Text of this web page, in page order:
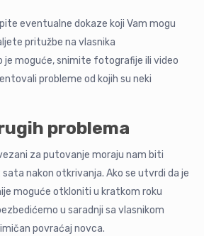
eventualne dokaze koji Vam mogu
pritužbe na vlasnika
je moguće, snimite fotografije ili video
probleme od kojih su neki
problema
za putovanje moraju nam biti
nakon otkrivanja. Ako se utvrdi da je
moguće otkloniti u kratkom roku
u saradnji sa vlasnikom
povraćaj novca.